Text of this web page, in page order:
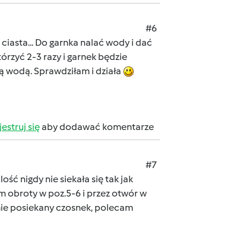
#6
Do garnka nalać wody i dać
2-3 razy i garnek będzie
Sprawdziłam i działa
sięaby dodawać komentarze
#7
nigdy nie siekała się tak jak
obroty w poz.5-6 i przez otwór w
posiekany czosnek, polecam